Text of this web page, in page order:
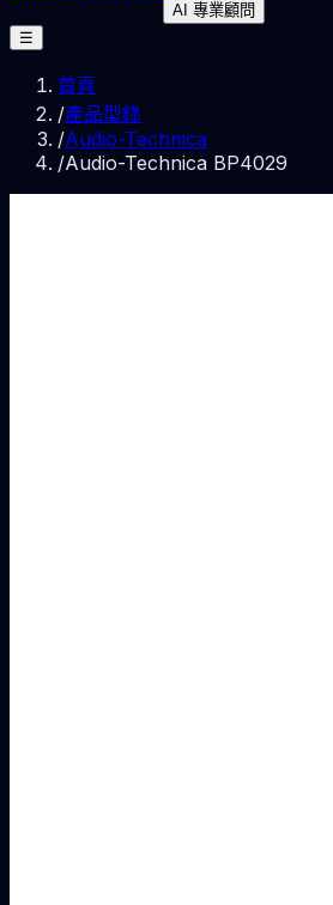
AI 專業顧問
☰
首頁
/產品型錄
/Audio-Technica
/Audio-Technica BP4029